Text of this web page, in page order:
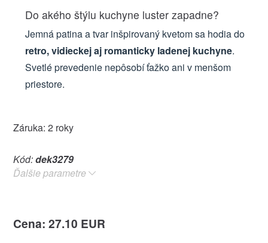
Do akého štýlu kuchyne luster zapadne?
Jemná patina a tvar inšpirovaný kvetom sa hodia do
retro, vidieckej aj romanticky ladenej kuchyne.
Svetlé prevedenie nepôsobí ťažko ani v menšom
priestore.
Záruka: 2 roky
Kód:dek3279
Ďalšie parametre
Cena: 27.10 EUR